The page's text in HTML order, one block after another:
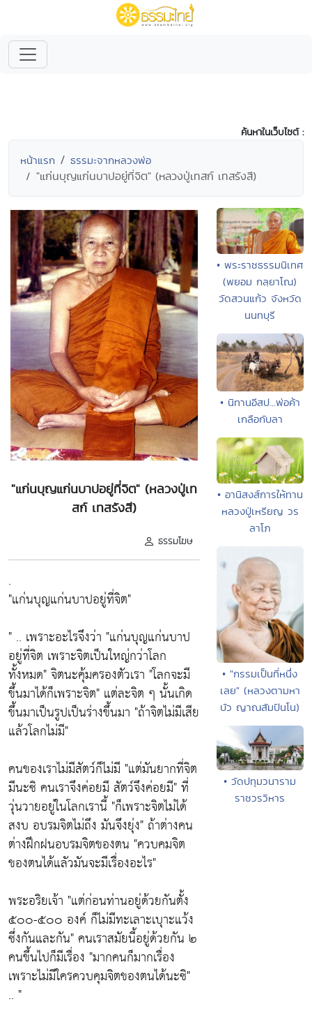
ค้นหาในเว็บไซต์ :
หน้าแรก ธรรมะจากหลวงพ่อ
"แก่นบุญแก่นบาปอยู่ที่จิต" (หลวงปู่เทสก์ เทสรังสี)
"แก่นบุญแก่นบาปอยู่ที่จิต" (หลวงปู่เท
สก์ เทสรังสี)
ธรรมโฆษ
.
"แก่นบุญแก่นบาปอยู่ที่จิต"
" .. เพราะอะไรจึงว่า "แก่นบุญแก่นบาป
อยู่ที่จิต เพราะจิตเป็นใหญ่กว่าโลก
ทั้งหมด" จิตนะคุ้มครองตัวเรา "โลกจะมี
ขึ้นมาได้ก็เพราะจิต" แต่ละจิต ๆ นั้นเกิด
ขึ้นมาเป็นรูปเป็นร่างขึ้นมา "ถ้าจิตไม่มีเสีย
แล้วโลกไม่มี"
คนของเราไม่มีสัตว์ก็ไม่มี "แต่มันยากที่จิต
มีนะซิ คนเราจึงค่อยมี สัตว์จึงค่อยมี" ที่
วุ่นวายอยู่ในโลกเรานี้ "ก็เพราะจิตไม่ได้
สงบ อบรมจิตไม่ถึง มันจึงยุ่ง" ถ้าต่างคน
ต่างฝึกฝนอบรมจิตของตน "ควบคมจิต
ของตนได้แลัวมันจะมีเรื่องอะไร"
พระอริยเจ้า "แต่ก่อนท่านอยู่ด้วยกันตั้ง
๕๐๐-๕๐๐ องค์ ก็ไม่มีทะเลาะเบุาะแว้ง
ซึ่งกันและกัน" คนเราสมัยนี้อยู่ด้วยกัน ๒
คนขึ้นไปก็มีเรื่อง "มากคนก็มากเรื่อง
เพราะไม่มีใครควบคุมจิตของตนได้นะซิ"
.. "
• พระราชธรรมนิเทศ
(พยอม กลฺยาโณ)
วัดสวนแก้ว จังหวัด
นนทบุรี
• นิทานอีสป...พ่อค้า
เกลือกับลา
• อานิสงส์การให้ทาน
หลวงปู่เหรียญ วร
ลาโภ
• "กรรมเป็นที่หนึ่ง
เลย" (หลวงตามหา
บัว ญาณสัมปันโน)
• วัดปทุมวนาราม
ราชวรวิหาร